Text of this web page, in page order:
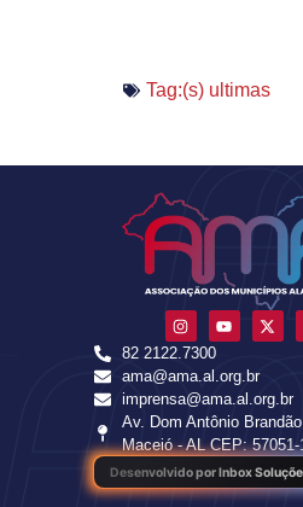
Tag:(s) ultimas
82 2122.7300
ama@ama.al.org.br
imprensa@ama.al.org.br
Av. Dom Antônio
Maceió - AL CEP: 57051-
Desenvolvido por Inbox